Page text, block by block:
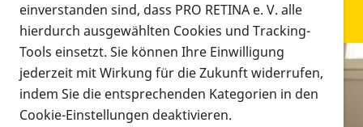
Infomaterial
Infomaterial
einverstanden sind, dass PRO RETINA e. V. alle
hierdurch ausgewählten Cookies und Tracking-
Tools einsetzt. Sie können Ihre Einwilligung
jederzeit mit Wirkung für die Zukunft widerrufen,
indem Sie die entsprechenden Kategorien in den
Cookie-Einstellungen deaktivieren.